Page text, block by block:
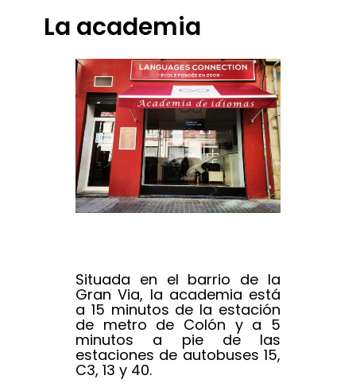
La academia
Situada en el barrio de la
Gran Via, la academia está
a 15 minutos de la estación
de metro de Colón y a 5
minutos a pie de las
estaciones de autobuses 15,
C3, 13 y 40.